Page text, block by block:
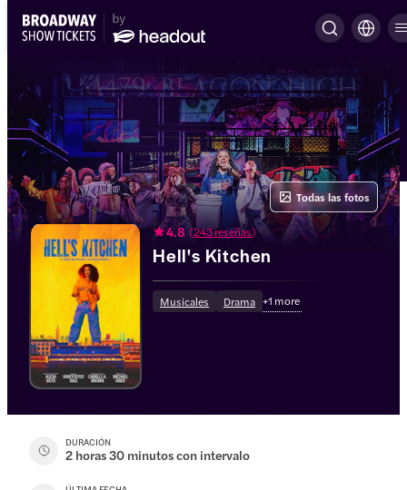
4.8 (243 reseñas)
Hell's Kitchen
Musicales Drama +1 more
Todas las fotos
DURACIÓN
2 horas 30 minutos con intervalo